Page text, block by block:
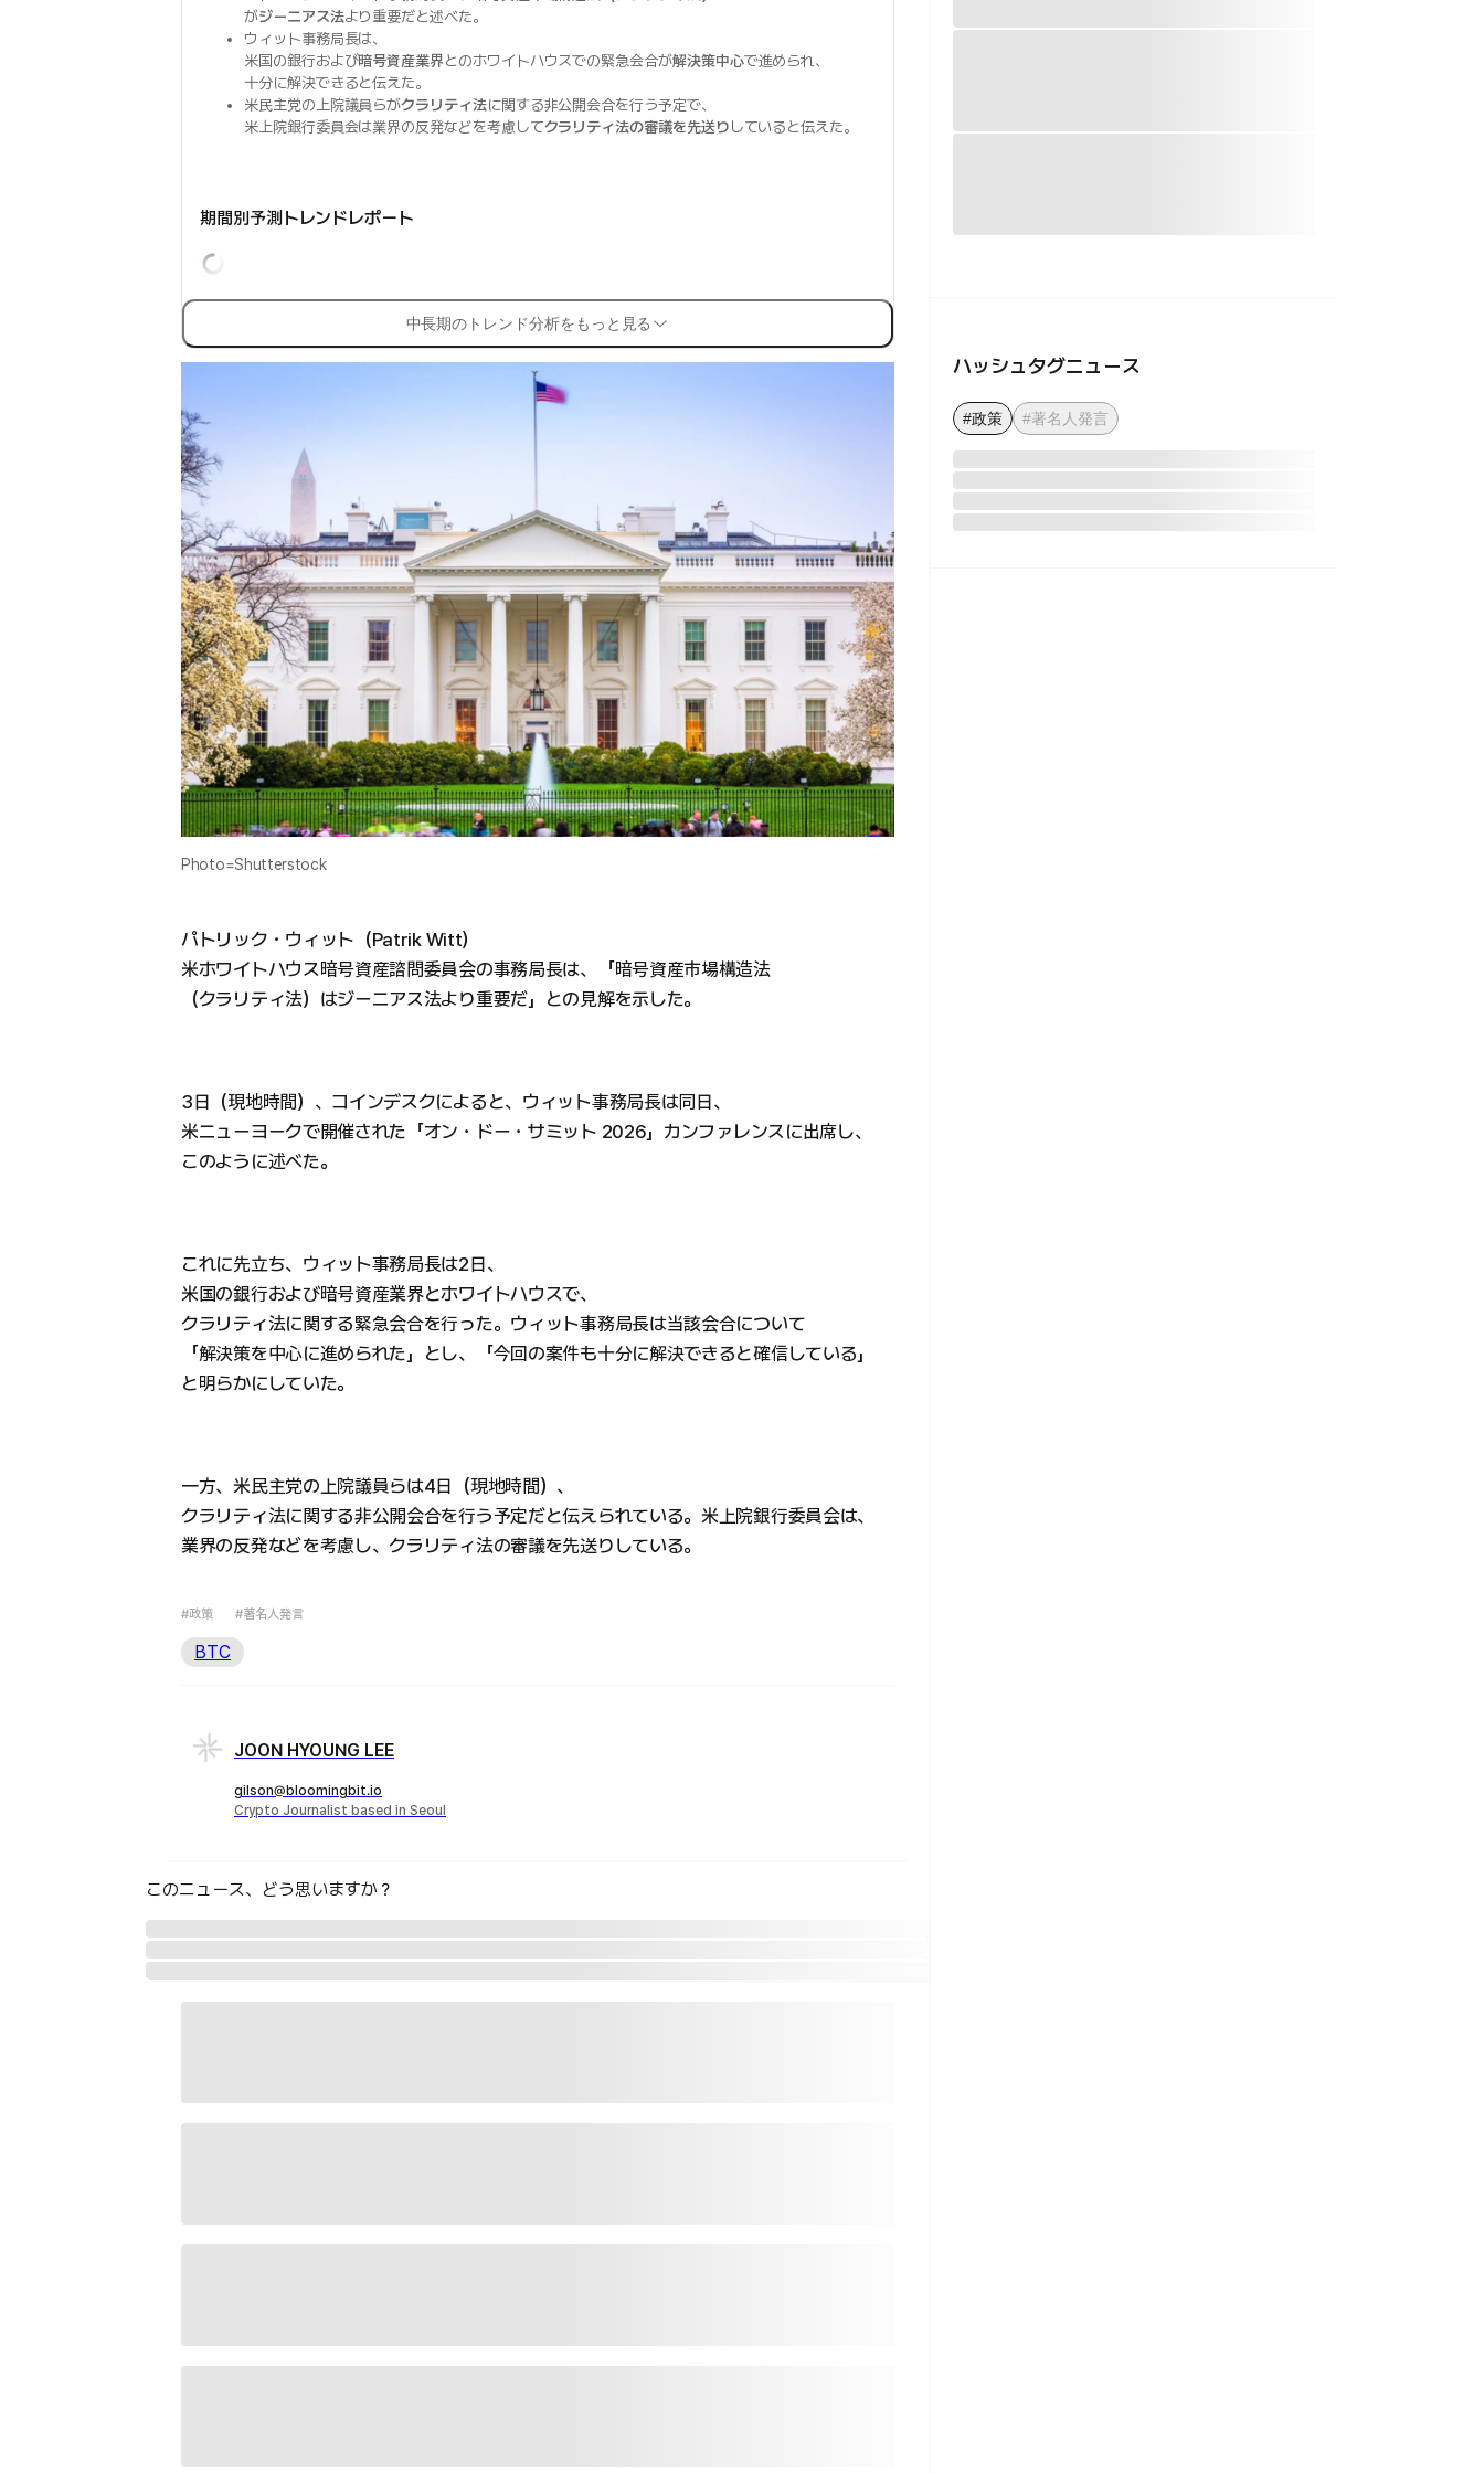
がジーニアス法より重要だと述べた。
ウィット事務局長は、
米国の銀行および暗号資産業界とのホワイトハウスでの緊急会合が解決策中心で進められ、
十分に解決できると伝えた。
米民主党の上院議員らがクラリティ法に関する非公開会合を行う予定で、
米上院銀行委員会は業界の反発などを考慮してクラリティ法の審議を先送りしていると伝えた。
期間別予測トレンドレポート
中長期のトレンド分析をもっと見る
Photo=Shutterstock
パトリック・ウィット（Patrik Witt）
米ホワイトハウス暗号資産諮問委員会の事務局長は、「暗号資産市場構造法
（クラリティ法）はジーニアス法より重要だ」との見解を示した。
3日（現地時間）、コインデスクによると、ウィット事務局長は同日、
米ニューヨークで開催された「オン・ドー・サミット 2026」カンファレンスに出席し、
このように述べた。
これに先立ち、ウィット事務局長は2日、
米国の銀行および暗号資産業界とホワイトハウスで、
クラリティ法に関する緊急会合を行った。ウィット事務局長は当該会合について
「解決策を中心に進められた」とし、「今回の案件も十分に解決できると確信している」
と明らかにしていた。
一方、米民主党の上院議員らは4日（現地時間）、
クラリティ法に関する非公開会合を行う予定だと伝えられている。米上院銀行委員会は、
業界の反発などを考慮し、クラリティ法の審議を先送りしている。
#政策 #著名人発言
BTC
JOON HYOUNG LEE
gilson@bloomingbit.io
Crypto Journalist based in Seoul
このニュース、どう思いますか？
ハッシュタグニュース
#政策 #著名人発言